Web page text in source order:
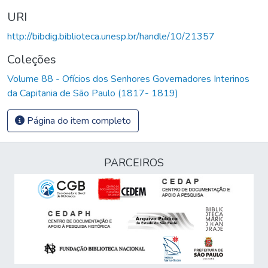
URI
http://bibdig.biblioteca.unesp.br/handle/10/21357
Coleções
Volume 88 - Ofícios dos Senhores Governadores Interinos
da Capitania de São Paulo (1817- 1819)
Página do item completo
PARCEIROS